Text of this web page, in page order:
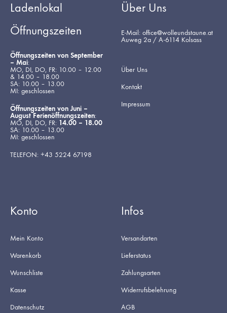
Ladenlokal
Öffnungszeiten
Öffnungszeiten von September
– Mai:
MO, DI, DO, FR: 10.00 – 12.00
& 14.00 – 18.00
SA: 10.00 – 13.00
MI: geschlossen
Öffnungszeiten von Juni –
August Ferienöffnungszeiten:
MO, DI, DO, FR: 14.00 – 18.00
SA: 10.00 – 13.00
MI: geschlossen
TELEFON: +43 5224 67198
Über Uns
E-Mail: office@wolleundstaune.at
Auweg 2a / A-6114 Kolsass
Über Uns
Kontakt
Impressum
Konto
Mein Konto
Warenkorb
Wunschliste
Kasse
Datenschutz
Infos
Versandarten
Lieferstatus
Zahlungsarten
Widerrufsbelehrung
AGB